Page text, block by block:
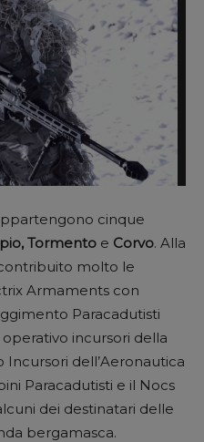
cinque
Tormento e Corvo. Alla
molto le
Armaments con
Paracadutisti
operativo incursori della
Incursori dell’Aeronautica
Paracadutisti e il Nocs
dei destinatari delle
bergamasca.